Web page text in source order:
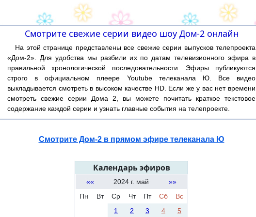
Смотрите свежие серии видео шоу Дом-2 онлайн
На этой странице представлены все свежие серии выпусков телепроекта
«Дом-2». Для удобства мы разбили их по датам телевизионного эфира в
правильной хронологической последовательности. Эфиры публикуются
строго в официальном плеере Youtube телеканала Ю. Все видео
выкладывается смотреть в высоком качестве HD. Если же у вас нет времени
смотреть свежие серии Дома 2, вы можете почитать краткое текстовое
содержание каждой серии и узнать главные события на телепроекте.
Смотрите Дом-2 в прямом эфире телеканала Ю
Календарь эфиров
«« 2024 г. май
»»
Пн
Вт Ср Чт Пт Сб
Вс
1
2 3 4 5